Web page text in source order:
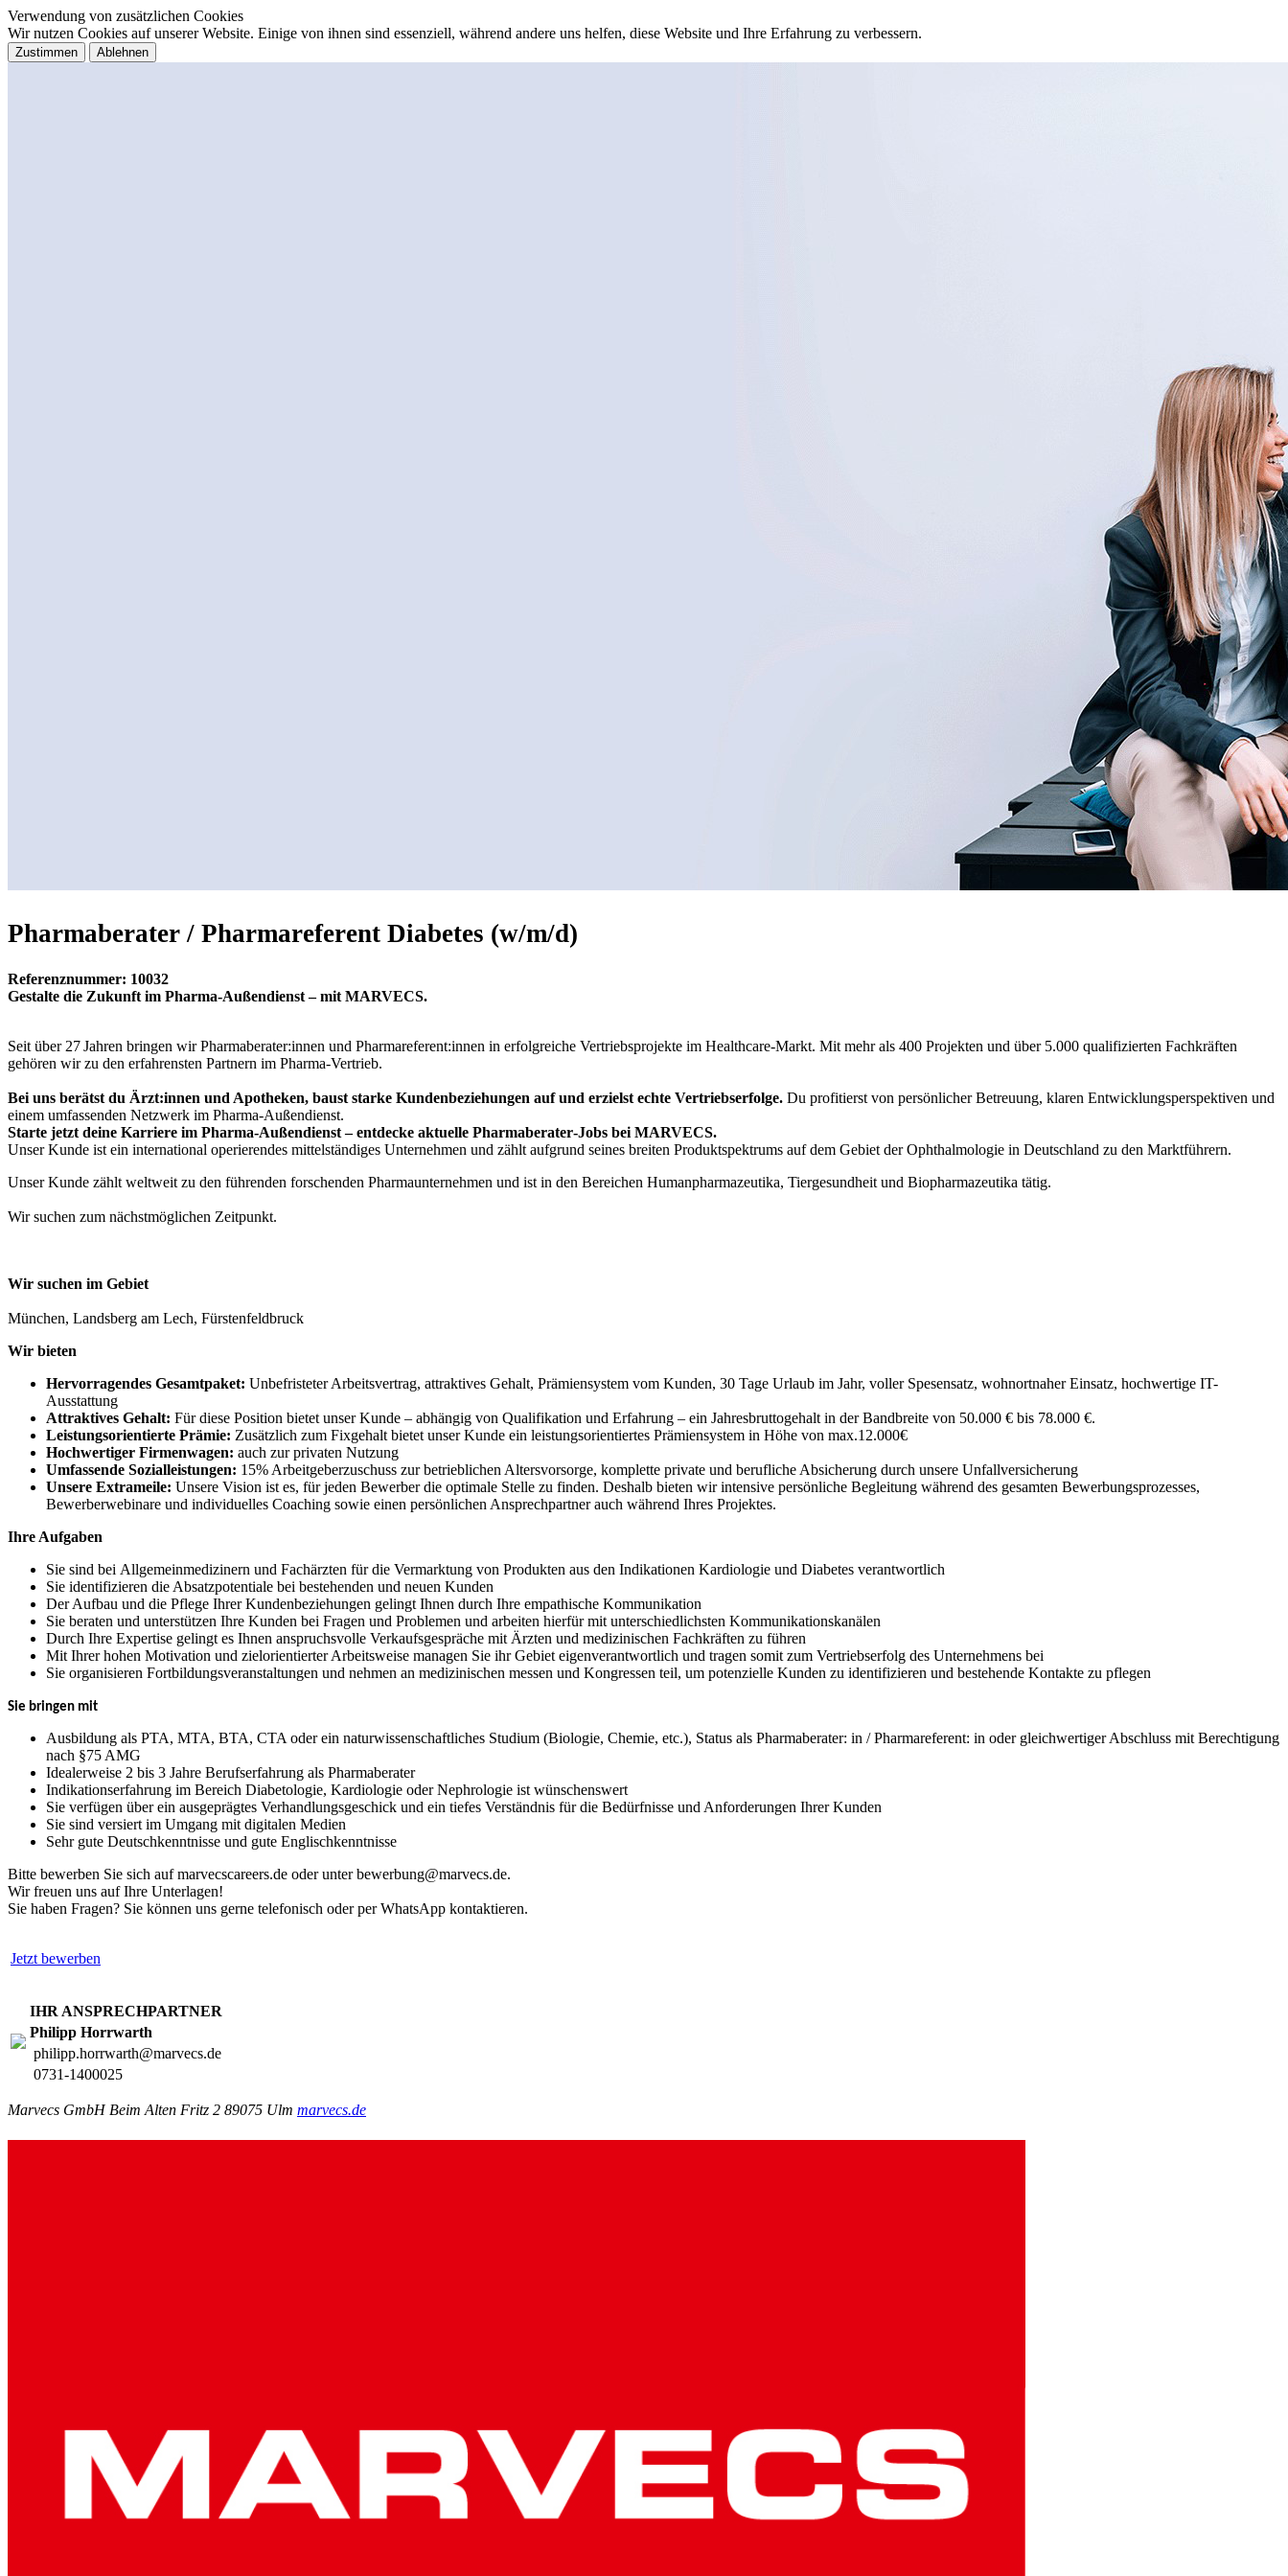
Verwendung von zusätzlichen Cookies
Wir nutzen Cookies auf unserer Website. Einige von ihnen sind essenziell, während andere uns helfen, diese Website und Ihre Erfahrung zu verbessern.
Zustimmen Ablehnen
Pharmaberater / Pharmareferent Diabetes (w/m/d)
Referenznummer: 10032
Gestalte die Zukunft im Pharma-Außendienst – mit MARVECS.
Seit über 27 Jahren bringen wir Pharmaberater:innen und Pharmareferent:innen in erfolgreiche Vertriebsprojekte im Healthcare‑Markt. Mit mehr als 400 Projekten und über 5.000 qualifizierten Fachkräften
gehören wir zu den erfahrensten Partnern im Pharma-Vertrieb.
Bei uns berätst du Ärzt:innen und Apotheken, baust starke Kundenbeziehungen auf und erzielst echte Vertriebserfolge. Du profitierst von persönlicher Betreuung, klaren Entwicklungsperspektiven und
einem umfassenden Netzwerk im Pharma-Außendienst.
Starte jetzt deine Karriere im Pharma-Außendienst – entdecke aktuelle Pharmaberater‑Jobs bei MARVECS.
Unser Kunde ist ein international operierendes mittelständiges Unternehmen und zählt aufgrund seines breiten Produktspektrums auf dem Gebiet der Ophthalmologie in Deutschland zu den Marktführern.
Unser Kunde zählt weltweit zu den führenden forschenden Pharmaunternehmen und ist in den Bereichen Humanpharmazeutika, Tiergesundheit und Biopharmazeutika tätig.
Wir suchen zum nächstmöglichen Zeitpunkt.
Wir suchen im Gebiet
München, Landsberg am Lech, Fürstenfeldbruck
Wir bieten
Hervorragendes Gesamtpaket: Unbefristeter Arbeitsvertrag, attraktives Gehalt, Prämiensystem vom Kunden, 30 Tage Urlaub im Jahr, voller Spesensatz, wohnortnaher Einsatz, hochwertige IT-
Ausstattung
Attraktives Gehalt: Für diese Position bietet unser Kunde – abhängig von Qualifikation und Erfahrung – ein Jahresbruttogehalt in der Bandbreite von 50.000 € bis 78.000 €.
Leistungsorientierte Prämie: Zusätzlich zum Fixgehalt bietet unser Kunde ein leistungsorientiertes Prämiensystem in Höhe von max.12.000€
Hochwertiger Firmenwagen: auch zur privaten Nutzung
Umfassende Sozialleistungen: 15% Arbeitgeberzuschuss zur betrieblichen Altersvorsorge, komplette private und berufliche Absicherung durch unsere Unfallversicherung
Unsere Extrameile: Unsere Vision ist es, für jeden Bewerber die optimale Stelle zu finden. Deshalb bieten wir intensive persönliche Begleitung während des gesamten Bewerbungsprozesses,
Bewerberwebinare und individuelles Coaching sowie einen persönlichen Ansprechpartner auch während Ihres Projektes.
Ihre Aufgaben
Sie sind bei Allgemeinmedizinern und Fachärzten für die Vermarktung von Produkten aus den Indikationen Kardiologie und Diabetes verantwortlich
Sie identifizieren die Absatzpotentiale bei bestehenden und neuen Kunden
Der Aufbau und die Pflege Ihrer Kundenbeziehungen gelingt Ihnen durch Ihre empathische Kommunikation
Sie beraten und unterstützen Ihre Kunden bei Fragen und Problemen und arbeiten hierfür mit unterschiedlichsten Kommunikationskanälen
Durch Ihre Expertise gelingt es Ihnen anspruchsvolle Verkaufsgespräche mit Ärzten und medizinischen Fachkräften zu führen
Mit Ihrer hohen Motivation und zielorientierter Arbeitsweise managen Sie ihr Gebiet eigenverantwortlich und tragen somit zum Vertriebserfolg des Unternehmens bei
Sie organisieren Fortbildungsveranstaltungen und nehmen an medizinischen messen und Kongressen teil, um potenzielle Kunden zu identifizieren und bestehende Kontakte zu pflegen
Sie bringen mit
Ausbildung als PTA, MTA, BTA, CTA oder ein naturwissenschaftliches Studium (Biologie, Chemie, etc.), Status als Pharmaberater: in / Pharmareferent: in oder gleichwertiger Abschluss mit Berechtigung
nach §75 AMG
Idealerweise 2 bis 3 Jahre Berufserfahrung als Pharmaberater
Indikationserfahrung im Bereich Diabetologie, Kardiologie oder Nephrologie ist wünschenswert
Sie verfügen über ein ausgeprägtes Verhandlungsgeschick und ein tiefes Verständnis für die Bedürfnisse und Anforderungen Ihrer Kunden
Sie sind versiert im Umgang mit digitalen Medien
Sehr gute Deutschkenntnisse und gute Englischkenntnisse
Bitte bewerben Sie sich auf marvecscareers.de oder unter bewerbung@marvecs.de.
Wir freuen uns auf Ihre Unterlagen!
Sie haben Fragen? Sie können uns gerne telefonisch oder per WhatsApp kontaktieren.
Jetzt bewerben
IHR ANSPRECHPARTNER
Philipp Horrwarth
philipp.horrwarth@marvecs.de
0731-1400025
Marvecs GmbH Beim Alten Fritz 2 89075 Ulm marvecs.de